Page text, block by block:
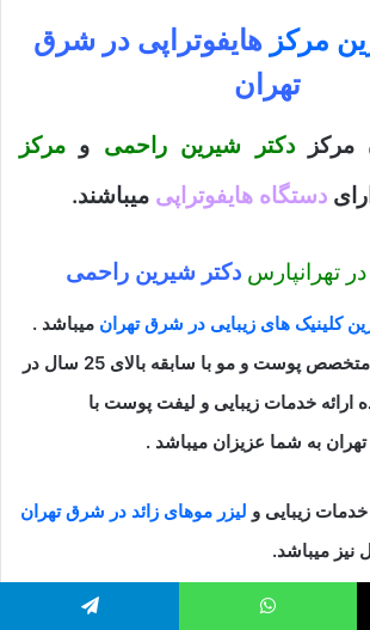
مرکز هایفوتراپی در شرق
تهران
مرکزدکتر شیرین راحمی و مرکز
دستگاه هایفوتراپی میباشند.
در تهرانپارسدکتر شیرین راحمی
کلینیک های زیبایی در شرق تهران میباشد .
دکتر شیرین راحمی متخصص پوست و مو با سابقه بالای 25 سال در
ارائه خدمات زیبایی و لیفت پوست با
به شما عزیزان میباشد .
زیبایی و لیزر موهای زائد در شرق تهران
نیز میباشد.